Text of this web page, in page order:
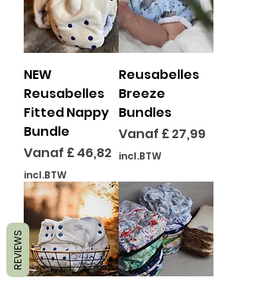
NEW
Reusabelles
Fitted Nappy
Bundle
Vanaf £ 46,82
Verkoopprijs
incl.BTW
Reusabelles
Breeze
Bundles
Vanaf £ 27,99
Verkoopprijs
incl.BTW
REVIEWS